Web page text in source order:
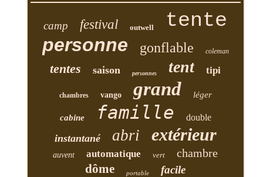
camp festival outwell tente
personne gonflable coleman
tentes saison personnes tent tipi
chambres vango grand léger
cabine famille double
instantané abri extérieur
auvent automatique vert chambre
dôme portable facile